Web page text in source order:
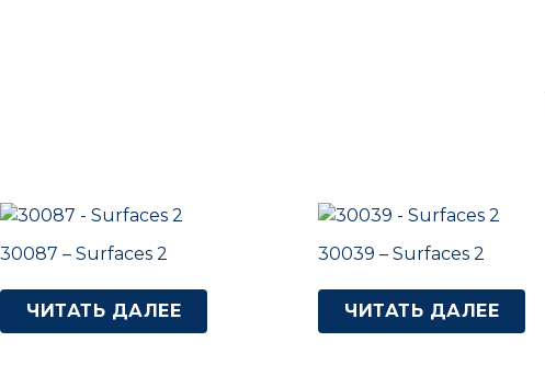
30087 – Surfaces 2
ЧИТАТЬ ДАЛЕЕ
30039 – Surfaces 2
ЧИТАТЬ ДАЛЕЕ